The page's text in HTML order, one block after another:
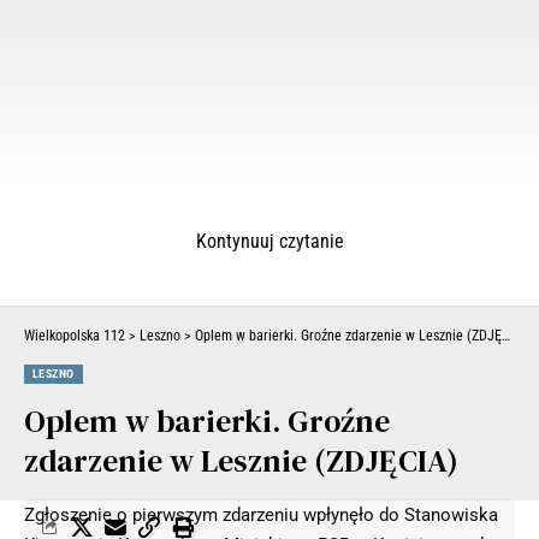
Zgłoszenie o pierwszym zdarzeniu wpłynęło do Stanowiska
Kontynuuj czytanie
Wielkopolska 112 > Leszno > Oplem w barierki. Groźne zdarzenie w Lesznie (ZDJĘCIA)
LESZNO
Oplem w barierki. Groźne
zdarzenie w Lesznie (ZDJĘCIA)